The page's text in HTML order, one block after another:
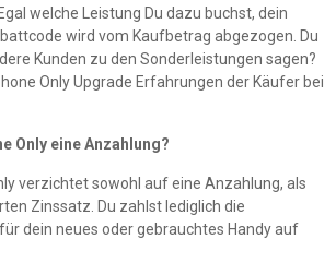
welche Leistung Du dazu buchst, dein
wird vom Kaufbetrag abgezogen. Du
Kunden zu den Sonderleistungen sagen?
Only Upgrade Erfahrungen der Käufer bei
Only eine Anzahlung?
verzichtet sowohl auf eine Anzahlung, als
Zinssatz. Du zahlst lediglich die
dein neues oder gebrauchtes Handy auf